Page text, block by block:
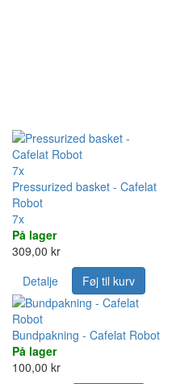
7x
Pressurized basket - Cafelat
Robot
7x
På lager
309,00 kr
Detalje
Føj til kurv
Bundpakning - Cafelat Robot
På lager
100,00 kr